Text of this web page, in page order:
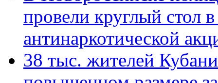
провели круглый стол
антинаркотической
38 тыс. жителей